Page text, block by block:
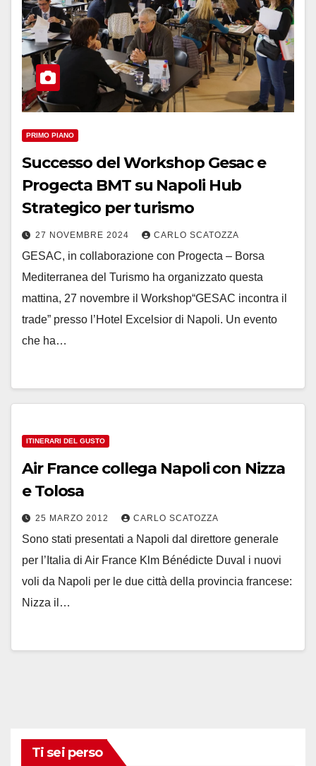
PRIMO PIANO
Successo del Workshop Gesac e
Progecta BMT su Napoli Hub
Strategico per turismo
27 NOVEMBRE 2024 CARLO SCATOZZA
GESAC, in collaborazione con Progecta – Borsa
Mediterranea del Turismo ha organizzato questa
mattina, 27 novembre il Workshop“GESAC incontra il
trade” presso l’Hotel Excelsior di Napoli. Un evento
che ha…
ITINERARI DEL GUSTO
Air France collega Napoli con Nizza
e Tolosa
25 MARZO 2012 CARLO SCATOZZA
Sono stati presentati a Napoli dal direttore generale
per l’Italia di Air France Klm Bénédicte Duval i nuovi
voli da Napoli per le due città della provincia francese:
Nizza il…
Ti sei perso